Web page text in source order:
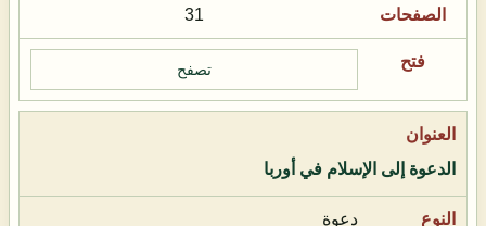
31
تصفح
الدعوة إلى الإسلام في أوربا
دعوة